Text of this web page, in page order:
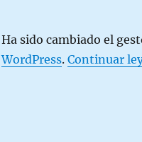
Ha sido cambiado el
WordPress. Continuar